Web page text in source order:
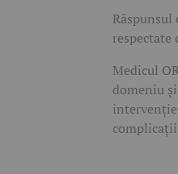
respectate
Medicul
domeniu
intervenție